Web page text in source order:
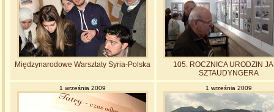
Międzynarodowe Warsztaty Syria-Polska
105. ROCZNICA URODZIN
SZTAUDYNGERA
1 września 2009 1 września 2009